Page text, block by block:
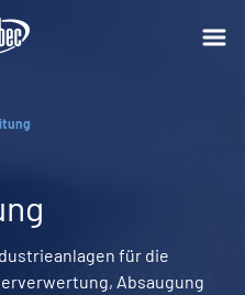
für die
Absaugung